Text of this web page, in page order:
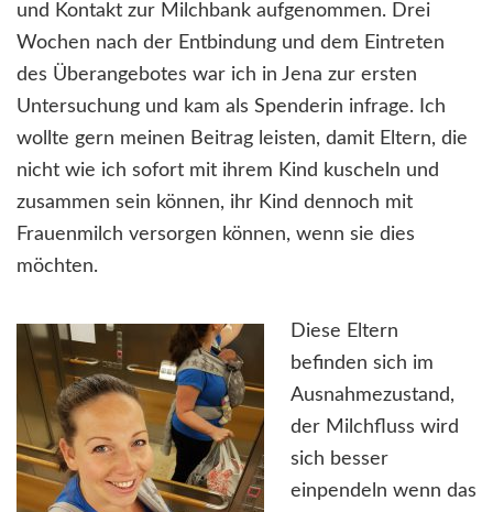
und Kontakt zur Milchbank aufgenommen. Drei
Wochen nach der Entbindung und dem Eintreten
des Überangebotes war ich in Jena zur ersten
Untersuchung und kam als Spenderin infrage. Ich
wollte gern meinen Beitrag leisten, damit Eltern, die
nicht wie ich sofort mit ihrem Kind kuscheln und
zusammen sein können, ihr Kind dennoch mit
Frauenmilch versorgen können, wenn sie dies
möchten.
Diese Eltern
befinden sich im
Ausnahmezustand,
der Milchfluss wird
sich besser
einpendeln wenn das